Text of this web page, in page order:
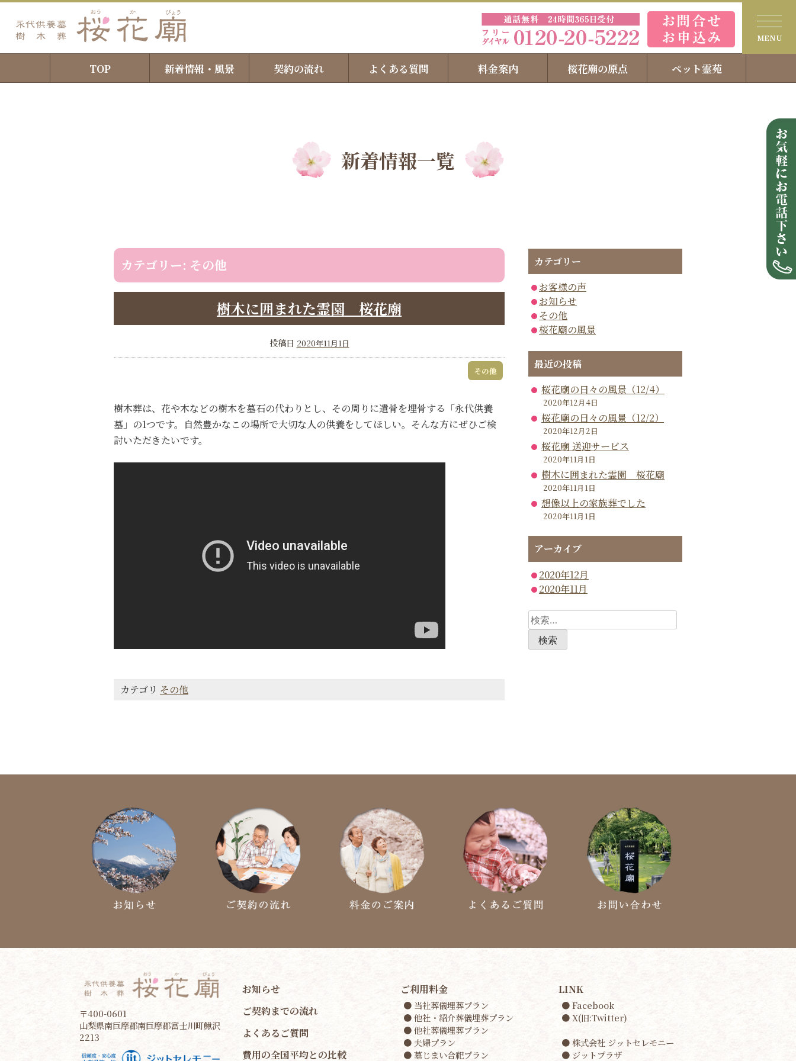
TOP 新着情報・風景 契約の流れ よくある質問 料金案内 桜花廟の原点 ペット霊苑
新着情報一覧
カテゴリー: その他
樹木に囲まれた霊園 桜花廟
投稿日 2020年11月1日
その他
樹木葬は、花や木などの樹木を墓石の代わりとし、その周りに遺骨を埋骨する「永代供養
墓」の1つです。自然豊かなこの場所で大切な人の供養をしてほしい。そんな方にぜひご検
討いただきたいです。
カテゴリ その他
カテゴリー
お客様の声
お知らせ
その他
桜花廟の風景
最近の投稿
桜花廟の日々の風景（12/4）
2020年12月4日
桜花廟の日々の風景（12/2）
2020年12月2日
桜花廟 送迎サービス
2020年11月1日
樹木に囲まれた霊園 桜花廟
2020年11月1日
想像以上の家族葬でした
2020年11月1日
アーカイブ
2020年12月
2020年11月
検
索:
〒400-0601
山梨県南巨摩郡南巨摩郡富士川町鰍沢
2213
お知らせ
ご契約までの流れ
よくあるご質問
費用の全国平均との比較
ご利用料金
● 当社葬儀埋葬プラン
● 他社・紹介葬儀埋葬プラン
● 他社葬儀埋葬プラン
● 夫婦プラン
● 墓じまい合祀プラン
LINK
● Facebook
● X(旧:Twitter)
● 株式会社 ジットセレモニー
● ジットプラザ